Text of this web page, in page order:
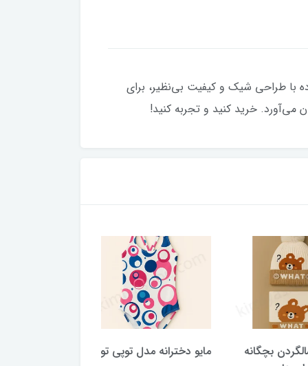
با طراحی شیک و کیفیت بی‌نظیر، برای
می‌آورد. خرید کنید و تجربه کنید!
بچگانه
مایو دخترانه مدل توپی‌ توپی